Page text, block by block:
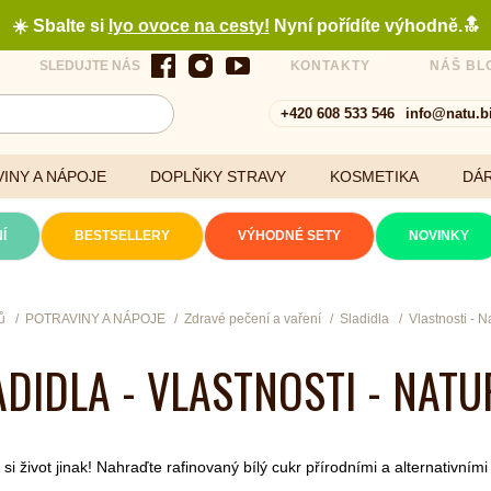
☀️ Sbalte si lyo ovoce na cesty! Nyní pořídíte výhodně.🔝
SLEDUJTE NÁS KONTAKTY NÁŠ
+420 608 533 546
A NÁPOJE
Cereálie a vločky
DOPLŇKY STRAVY KOSMETIKA
BESTSELLERY VÝHODNÉ SETY NOVINKY
POTRAVINY A NÁPOJE Zdravé pečení a vaření Sladidla Vlastnosti -
- VLASTNOSTI -
život jinak! Nahraďte rafinovaný bílý cukr přírodními a alternativními